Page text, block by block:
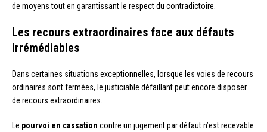
de moyens tout en garantissant le respect du contradictoire.
Les recours extraordinaires face aux défauts
irrémédiables
Dans certaines situations exceptionnelles, lorsque les voies de recours
ordinaires sont fermées, le justiciable défaillant peut encore disposer
de recours extraordinaires.
Le pourvoi en cassation contre un jugement par défaut n’est recevable